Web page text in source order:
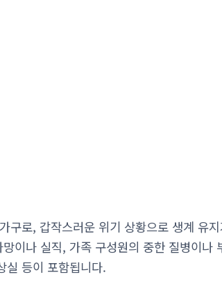
로, 갑작스러운 위기 상황으로 생계 유
이나 실직, 가족 구성원의 중한 질병이나
실 등이 포함됩니다.